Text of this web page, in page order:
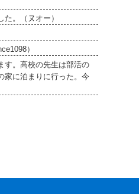
。（ヌオー）
）
す。高校の先生は部活の
家に泊まりに行った。今